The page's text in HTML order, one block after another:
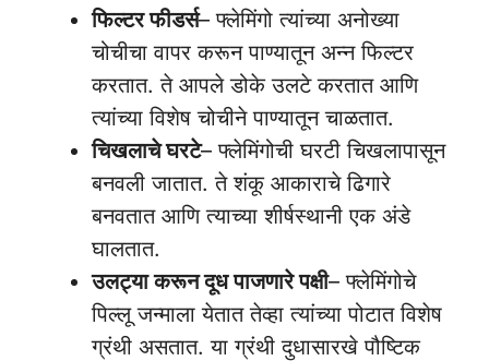
फिल्टर फीडर्स– फ्लेमिंगो त्यांच्या अनोख्या
चोचीचा वापर करून पाण्यातून अन्न फिल्टर
करतात. ते आपले डोके उलटे करतात आणि
त्यांच्या विशेष चोचीने पाण्यातून चाळतात.
चिखलाचे घरटे– फ्लेमिंगोची घरटी चिखलापासून
बनवली जातात. ते शंकू आकाराचे ढिगारे
बनवतात आणि त्याच्या शीर्षस्थानी एक अंडे
घालतात.
उलट्या करून दूध पाजणारे पक्षी– फ्लेमिंगोचे
पिल्लू जन्माला येतात तेव्हा त्यांच्या पोटात विशेष
ग्रंथी असतात. या ग्रंथी दुधासारखे पौष्टिक